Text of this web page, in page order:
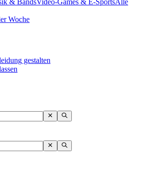
& BandsVideo-Games & E-SportsAlle
Woche
gestalten